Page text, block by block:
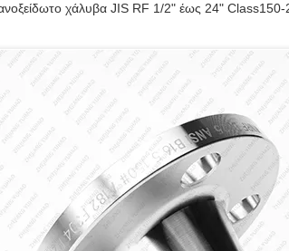
χάλυβα JIS RF 1/2" έως 24"